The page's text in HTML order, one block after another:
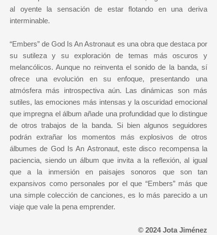
al oyente la sensación de estar flotando en una deriva
interminable.
“Embers” de God Is An Astronaut es una obra que destaca por
su sutileza y su exploración de temas más oscuros y
melancólicos. Aunque no reinventa el sonido de la banda, sí
ofrece una evolución en su enfoque, presentando una
atmósfera más introspectiva aún. Las dinámicas son más
sutiles, las emociones más intensas y la oscuridad emocional
que impregna el álbum añade una profundidad que lo distingue
de otros trabajos de la banda. Si bien algunos seguidores
podrán extrañar los momentos más explosivos de otros
álbumes de God Is An Astronaut, este disco recompensa la
paciencia, siendo un álbum que invita a la reflexión, al igual
que a la inmersión en paisajes sonoros que son tan
expansivos como personales por el que “Embers” más que
una simple colección de canciones, es lo más parecido a un
viaje que vale la pena emprender.
© 2024 Jota Jiménez